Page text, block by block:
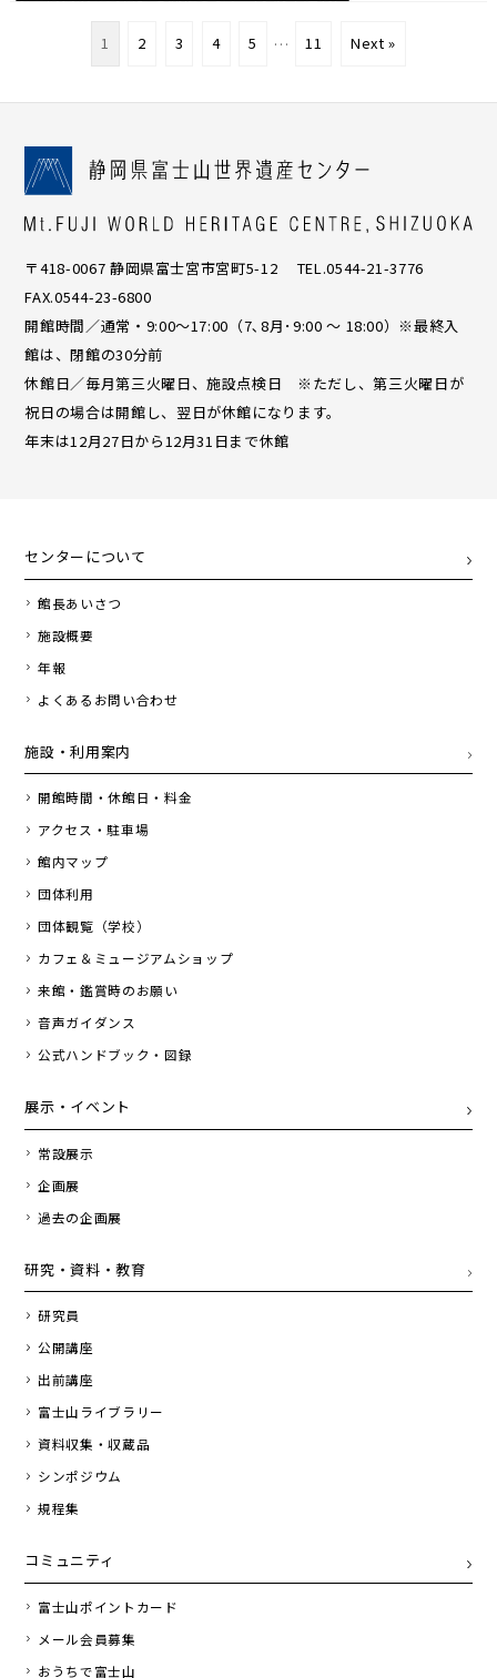
1 2 3 4 5 … 11 Next »
〒418-0067 静岡県富士宮市宮町5-12 TEL.0544-21-3776
FAX.0544-23-6800
開館時間／通常・9:00〜17:00（7､8月･9:00 ～ 18:00）※最終入
館は、閉館の30分前
休館日／毎月第三火曜日、施設点検日 ※ただし、第三火曜日が
祝日の場合は開館し、翌日が休館になります。
年末は12月27日から12月31日まで休館
センターについて
館長あいさつ
施設概要
年報
よくあるお問い合わせ
施設・利用案内
開館時間・休館日・料金
アクセス・駐車場
館内マップ
団体利用
団体観覧（学校）
カフェ＆ミュージアムショップ
来館・鑑賞時のお願い
音声ガイダンス
公式ハンドブック・図録
展示・イベント
常設展示
企画展
過去の企画展
研究・資料・教育
研究員
公開講座
出前講座
富士山ライブラリー
資料収集・収蔵品
シンポジウム
規程集
コミュニティ
富士山ポイントカード
メール会員募集
おうちで富士山